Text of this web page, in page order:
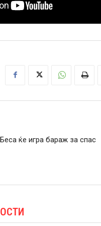
ќе игра бараж за спас